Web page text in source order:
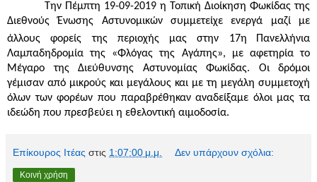
Την Πέμπτη 19-09-2019 η Τοπική Διοίκηση Φωκίδας της
Διεθνούς Ένωσης Αστυνομικών συμμετείχε ενεργά μαζί με
άλλους φορείς της περιοχής μας στην 17η
Πανελλήνια
Λαμπαδηδρομία της «Φλόγας της Αγάπης», με αφετηρία το
Μέγαρο της Διεύθυνσης Αστυνομίας Φωκίδας. Οι δρόμοι
γέμισαν από μικρούς και μεγάλους και με τη μεγάλη συμμετοχή
όλων των φορέων που παραβρέθηκαν αναδείξαμε όλοι μας τα
ιδεώδη που πρεσβεύει η εθελοντική αιμοδοσία.
Επίκουρος Ιτέας στις 1:07:00 μ.μ. Δεν υπάρχουν σχόλια:
Κοινή χρήση